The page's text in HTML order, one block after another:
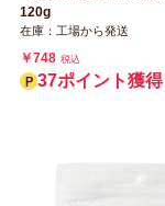
120g
在庫：工場から発送
￥748 税込
37ポイント獲得